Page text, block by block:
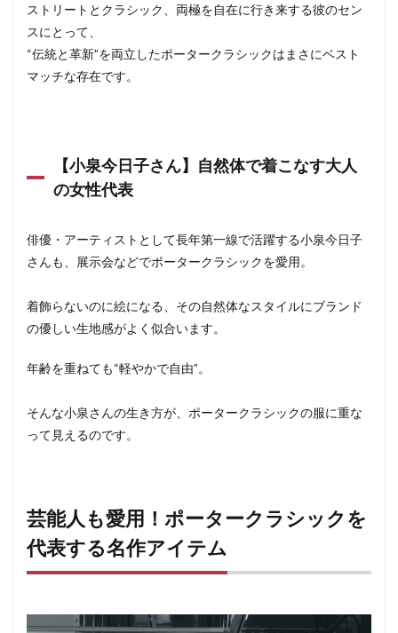
ストリートとクラシック、両極を自在に行き来する彼のセン
スにとって、
“伝統と革新”を両立したポータークラシックはまさにベスト
マッチな存在です。
【小泉今日子さん】自然体で着こなす大人
の女性代表
俳優・アーティストとして長年第一線で活躍する小泉今日子
さんも、展示会などでポータークラシックを愛用。
着飾らないのに絵になる、その自然体なスタイルにブランド
の優しい生地感がよく似合います。
年齢を重ねても“軽やかで自由”。
そんな小泉さんの生き方が、ポータークラシックの服に重な
って見えるのです。
芸能人も愛用！ポータークラシックを
代表する名作アイテム